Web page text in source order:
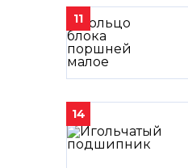
11
14